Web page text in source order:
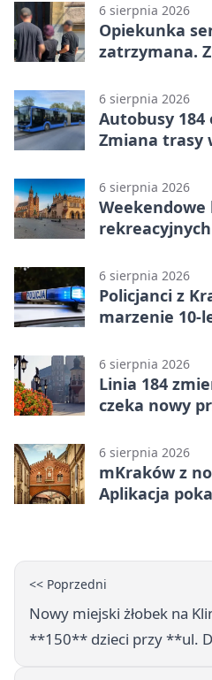
6 sierpnia 2026
Opiekunka
zatrzymana.
6 sierpnia 2026
Autobusy
Zmiana trasy
6 sierpnia 2026
6 sierpnia 2026
Policjanci z
marzenie 10-
6 sierpnia 2026
Linia 184
czeka nowy
6 sierpnia 2026
mKraków z
Aplikacja
<< Poprzedni
Nowy miejski żłobek na
**150** dzieci przy **ul.